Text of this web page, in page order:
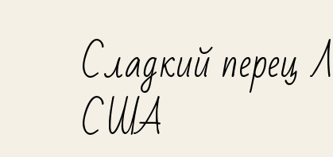
Сладкий перец
США